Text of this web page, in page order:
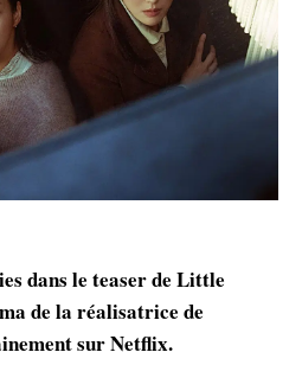
dans le teaser de Little
de la réalisatrice de
sur Netflix.